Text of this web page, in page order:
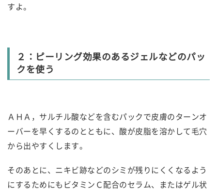
すよ。
２：ピーリング効果のあるジェルなどのパッ
クを使う
ＡＨＡ，サルチル酸などを含むパックで皮膚のターンオ
ーバーを早くするのとともに、酸が皮脂を溶かして毛穴
から出やすくします。
そのあとに、ニキビ跡などのシミが残りにくくなるよう
にするためにもビタミンＣ配合のセラム、またはゲル状